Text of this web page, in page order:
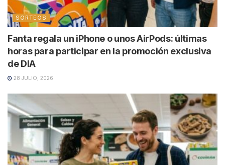
SORTEOS
Fanta regala un iPhone o unos AirPods: últimas
horas para participar en la promoción exclusiva
de DIA
28 JULIO, 2026